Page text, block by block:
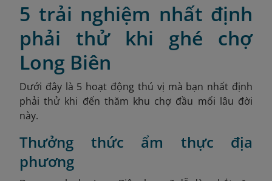
5 trải nghiệm nhất định
phải thử khi ghé chợ
Long Biên
Dưới đây là 5 hoạt động thú vị mà bạn nhất định
phải thử khi đến thăm khu chợ đầu mối lâu đời
này.
Thưởng thức ẩm thực địa
phương